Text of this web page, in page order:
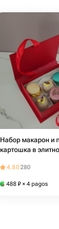
Набор макарон и
картошка в
4.80280
488 ₽ × 4 pagos